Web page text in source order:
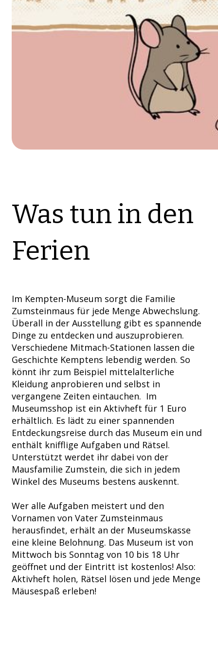
Was tun in den
Ferien
Im Kempten-Museum sorgt die Familie
Zumsteinmaus für jede Menge Abwechslung.
Überall in der Ausstellung gibt es spannende
Dinge zu entdecken und auszuprobieren.
Verschiedene Mitmach-Stationen lassen die
Geschichte Kemptens lebendig werden. So
könnt ihr zum Beispiel mittelalterliche
Kleidung anprobieren und selbst in
vergangene Zeiten eintauchen. Im
Museumsshop ist ein Aktivheft für 1 Euro
erhältlich. Es lädt zu einer spannenden
Entdeckungsreise durch das Museum ein und
enthält knifflige Aufgaben und Rätsel.
Unterstützt werdet ihr dabei von der
Mausfamilie Zumstein, die sich in jedem
Winkel des Museums bestens auskennt.
Wer alle Aufgaben meistert und den
Vornamen von Vater Zumsteinmaus
herausfindet, erhält an der Museumskasse
eine kleine Belohnung. Das Museum ist von
Mittwoch bis Sonntag von 10 bis 18 Uhr
geöffnet und der Eintritt ist kostenlos! Also:
Aktivheft holen, Rätsel lösen und jede Menge
Mäusespaß erleben!